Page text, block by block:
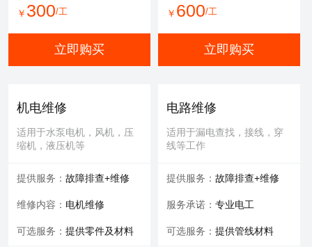
￥ 300/工
立即购买
￥ 600/工
立即购买
机电维修
适用于水泵电机，风机，压
缩机，液压机等
提供服务： 故障排查+维修
维修内容： 电机维修
可选服务： 提供零件及材料
电路维修
适用于漏电查找，接线，穿
线等工作
提供服务： 故障排查+维修
服务承诺： 专业电工
可选服务： 提供管线材料